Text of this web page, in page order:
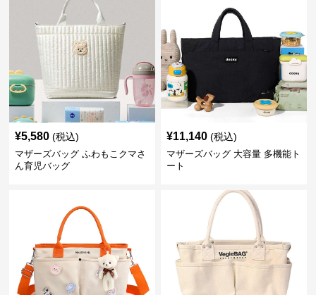
¥5,580 (税込)
マザーズバッグ ふわもこクマさ
ん育児バッグ
¥11,140 (税込)
マザーズバッグ 大容量 多機能ト
ート